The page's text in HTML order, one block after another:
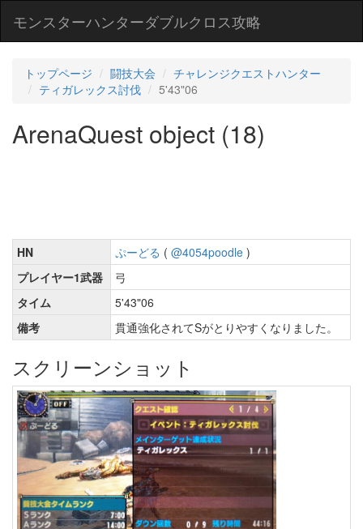
モンスターハンターダブルクロス攻略
トップページ 闘技大会
チャレンジクエストハンター
ティガレックス討伐
5'43"06
ArenaQuest object (18)
HN ぷーどる ( @4054poodle )
プレイヤー1武器
弓
タイム
5'43"06
備考
貫通強化されてSがとりやすくなりました。
スクリーンショット